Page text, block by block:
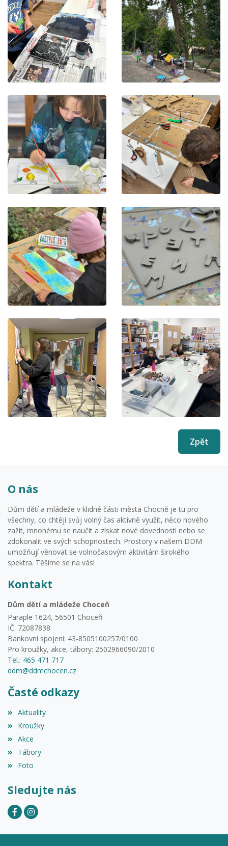
Zpět
O nás
Dům dětí a mládeže v klidné části města Chocně je tu pro
všechny, co chtějí svůj volný čas aktivně využít, něco nového
zažít, mnohému se naučit a získat nové dovednosti nebo se
zdokonalit ve svých schopnostech. Prostory v našem DDM
umožňují věnovat se volnočasovým aktivitám širokého
spektra. Těšíme se na vás!
Kontakt
Dům dětí a mládeže Choceň
Paraple 1624, 56501 Choceň
IČ: 72087838
Bankovní spojení: 43-8505100257/0100
Pro kroužky, akce, tábory: 2502966090/2010
Tel.: 465 471 717
ddm@ddmchocen.cz
Časté odkazy
Aktuality
Kroužky
Akce
Tábory
Foto
Sledujte nás